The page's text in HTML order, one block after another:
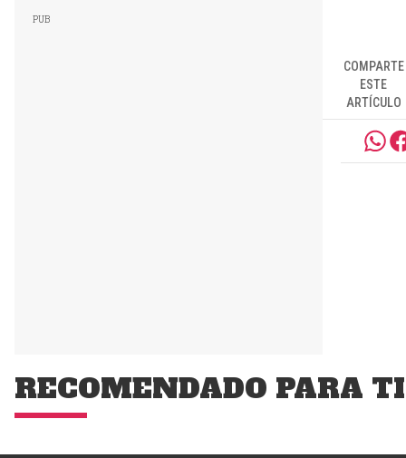
COMPARTE
ESTE
ARTÍCULO
RECOMENDADO PARA TI